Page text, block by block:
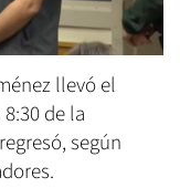
llevó el
de la
según